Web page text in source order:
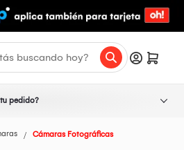
pedido?
Cámaras Fotográficas